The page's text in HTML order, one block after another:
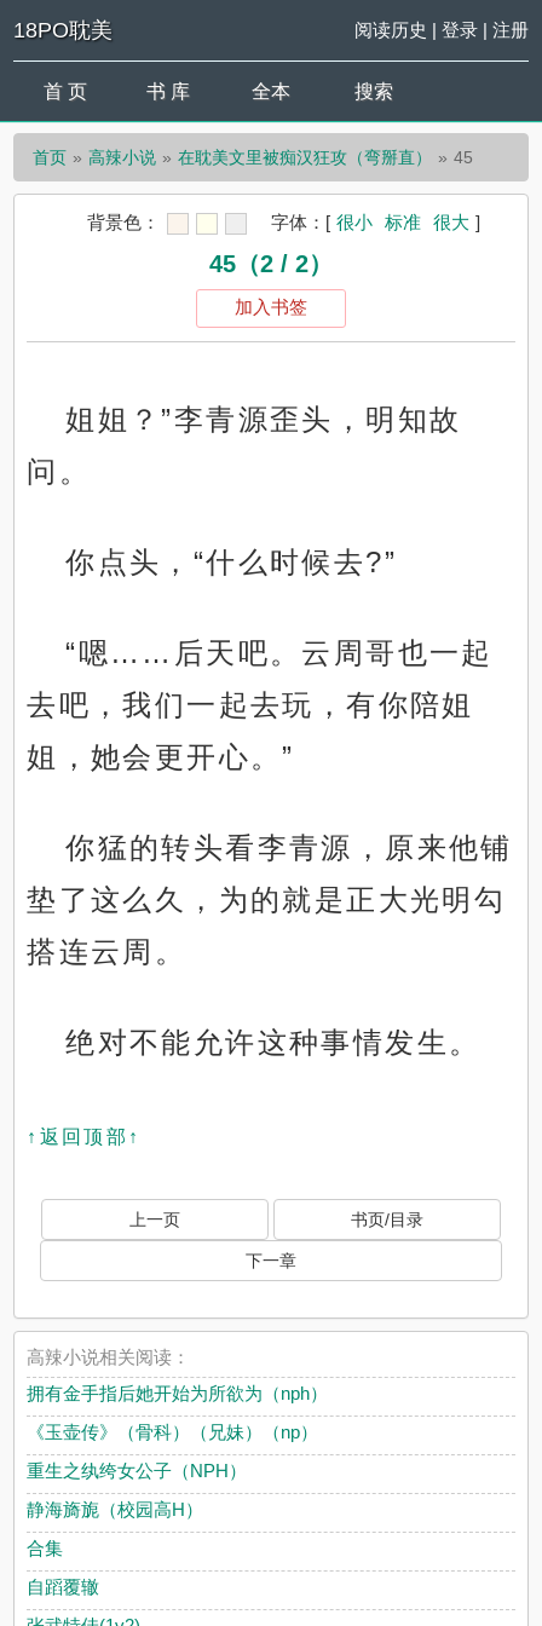
18PO耽美 阅读历史 | 登录| 注册
首 页 书 库 全本 搜索
首页 高辣小说 在耽美文里被痴汉狂攻（弯掰直） 45
背景色： 字体： [ 很小 标准 很大 ]
45（2 / 2）
加入书签
姐姐？”李青源歪头，明知故
问。
你点头，“什么时候去?”
“嗯……后天吧。云周哥也一起
去吧，我们一起去玩，有你陪姐
姐，她会更开心。”
你猛的转头看李青源，原来他铺
垫了这么久，为的就是正大光明勾
搭连云周。
绝对不能允许这种事情发生。
↑返回顶部↑
上一页 书页/目录
下一章
高辣小说相关阅读：
拥有金手指后她开始为所欲为（nph）
《玉壶传》（骨科）（兄妹）（np）
重生之纨绔女公子（NPH）
静海旖旎（校园高H）
合集
自蹈覆辙